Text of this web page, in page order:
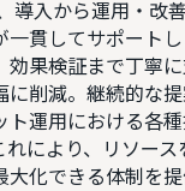
導入から運用・改
一貫してサポート
効果検証まで丁寧
に削減。継続的な
ト運用における各
れにより、リソー
化できる体制を提